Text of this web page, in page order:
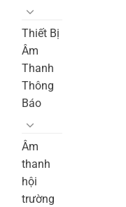
Thiết Bị
Âm
Thanh
Thông
Báo
Âm
thanh
hội
trường